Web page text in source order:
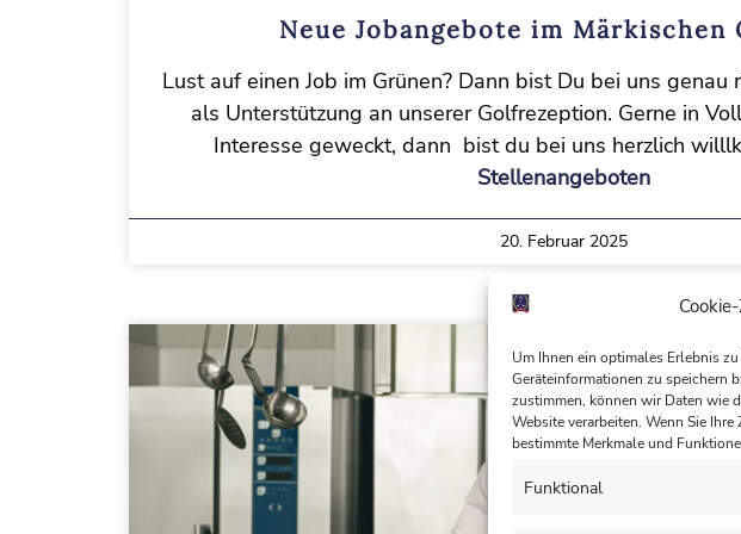
Um Ihnen ein optimales Erlebnis
Geräteinformationen zu speichern
zustimmen, können wir Daten wie
Website verarbeiten. Wenn Sie
bestimmte Merkmale und
Funktional
Neue Jobangebote im Märkischen
Lust auf einen Job im Grünen? Dann bist Du bei uns genau
als Unterstützung an unserer Golfrezeption. Gerne in
Interesse geweckt, dann bist du bei uns herzlich
Stellenangeboten
20. Februar 2025